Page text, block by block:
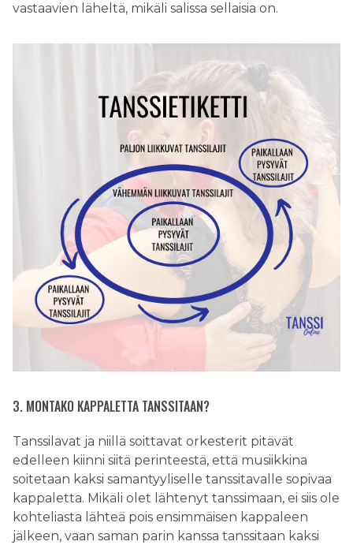
vastaavien läheltä, mikäli salissa sellaisia on.
3. MONTAKO KAPPALETTA TANSSITAAN?
Tanssilavat ja niillä soittavat orkesterit pitävät
edelleen kiinni siitä perinteestä, että musiikkina
soitetaan kaksi samantyyliselle tanssitavalle sopivaa
kappaletta. Mikäli olet lähtenyt tanssimaan, ei siis ole
kohteliasta lähteä pois ensimmäisen kappaleen
jälkeen, vaan saman parin kanssa tanssitaan kaksi